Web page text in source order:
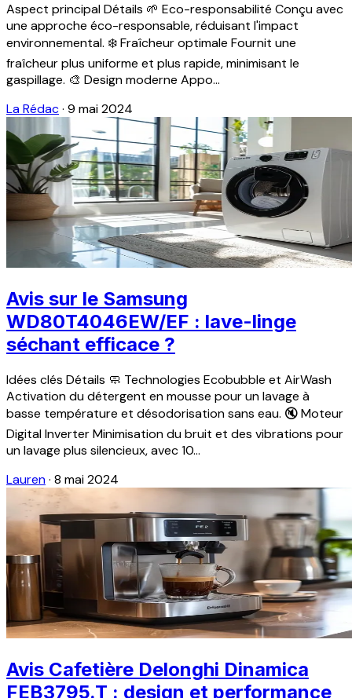
Aspect principal Détails 🌱 Eco-responsabilité Conçu avec
une approche éco-responsable, réduisant l'impact
environnemental. ❄️ Fraîcheur optimale Fournit une
fraîcheur plus uniforme et plus rapide, minimisant le
gaspillage. 🎨 Design moderne Appo...
La Rédac· 9 mai 2024
Avis sur le Samsung
WD80T4046EW/EF : lave-linge
séchant efficace ?
Idées clés Détails 🧼 Technologies Ecobubble et AirWash
Activation du détergent en mousse pour un lavage à
basse température et désodorisation sans eau. 🔇 Moteur
Digital Inverter Minimisation du bruit et des vibrations pour
un lavage plus silencieux, avec 10...
Lauren· 8 mai 2024
Avis Cafetière Delonghi Dinamica
FEB3795.T : design et performance